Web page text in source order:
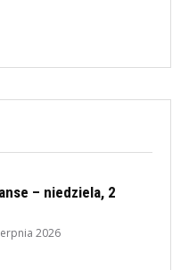
– niedziela, 2
2026